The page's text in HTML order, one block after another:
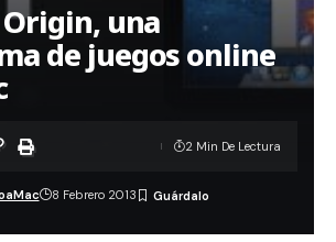
Origin, una
de juegos online
8 Febrero 2013
2 Min De Lectura